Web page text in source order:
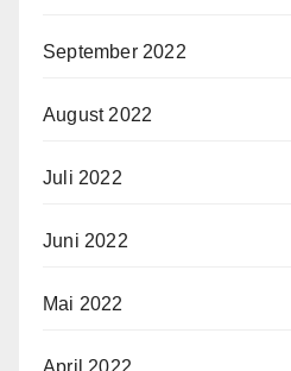
September 2022
August 2022
Juli 2022
Juni 2022
Mai 2022
April 2022